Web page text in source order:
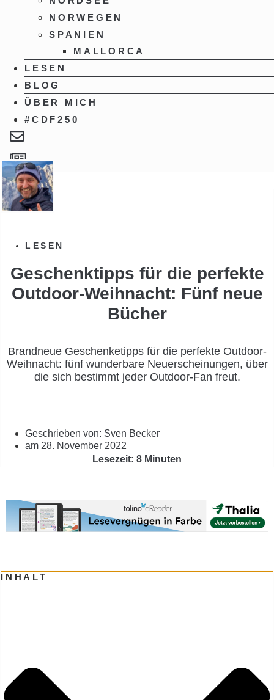
NORWEGEN
SPANIEN
MALLORCA
LESEN
BLOG
ÜBER MICH
#CDF250
LESEN
Geschenktipps für die perfekte
Outdoor-Weihnacht: Fünf neue
Bücher
Brandneue Geschenketipps für die perfekte Outdoor-
Weihnacht: fünf wunderbare Neuerscheinungen, über
die sich bestimmt jeder Outdoor-Fan freut.
Geschrieben von: Sven Becker
am 28. November 2022
Lesezeit: 8 Minuten
INHALT